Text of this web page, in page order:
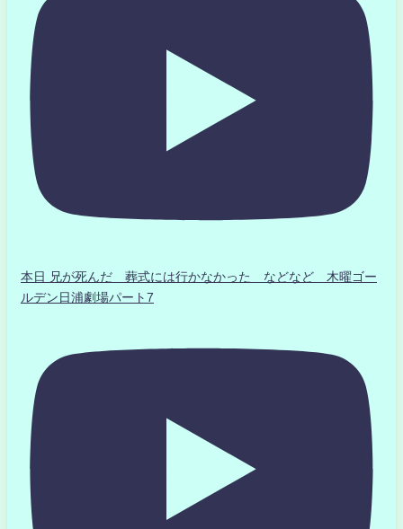
本日 兄が死んだ 葬式には行かなかった などなど 木曜ゴー
ルデン日浦劇場パート7